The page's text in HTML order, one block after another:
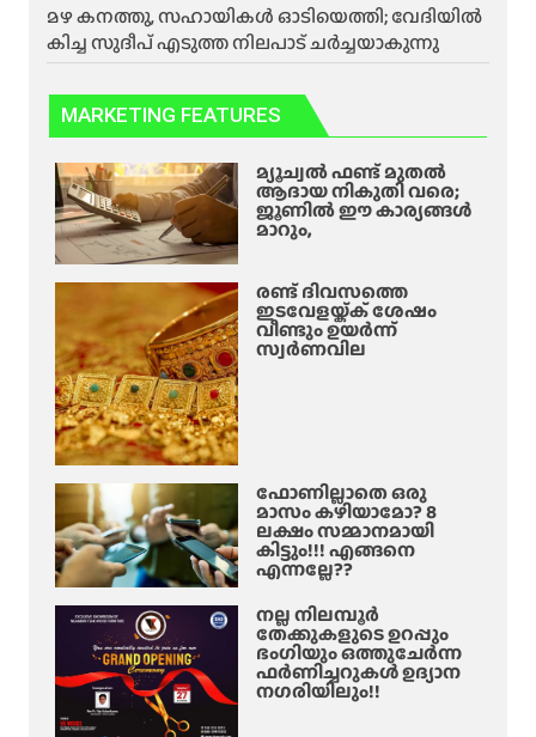
മഴ കനത്തു, സഹായികൾ ഓടിയെത്തി; വേദിയിൽ
കിച്ച സുദീപ് എടുത്ത നിലപാട് ചർച്ചയാകുന്നു
MARKETING FEATURES
മ്യൂച്വൽ ഫണ്ട് മുതൽ
ആദായ നികുതി വരെ;
ജൂണിൽ ഈ കാര്യങ്ങൾ
മാറും,
രണ്ട് ദിവസത്തെ
ഇടവേളയ്ക്ക് ശേഷം
വീണ്ടും ഉയർന്ന്
സ്വർണവില
ഫോണില്ലാതെ ഒരു
മാസം കഴിയാമോ? 8
ലക്ഷം സമ്മാനമായി
കിട്ടും!!! എങ്ങനെ
എന്നല്ലേ??
നല്ല നിലമ്പൂർ
തേക്കുകളുടെ ഉറപ്പും
ഭംഗിയും ഒത്തുചേർന്ന
ഫർണിച്ചറുകൾ ഉദ്യാന
നഗരിയിലും!!